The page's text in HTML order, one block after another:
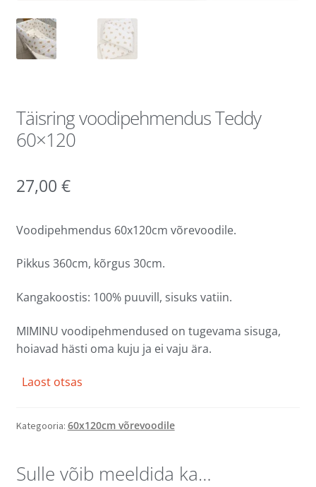
Täisring voodipehmendus Teddy
60×120
27,00 €
Voodipehmendus 60x120cm võrevoodile.
Pikkus 360cm, kõrgus 30cm.
Kangakoostis: 100% puuvill, sisuks vatiin.
MIMINU voodipehmendused on tugevama sisuga,
hoiavad hästi oma kuju ja ei vaju ära.
Laost otsas
Kategooria: 60x120cm võrevoodile
Sulle võib meeldida ka…